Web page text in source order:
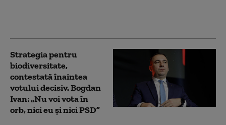
Strategia pentru
biodiversitate,
contestată înaintea
votului decisiv. Bogdan
Ivan: „Nu voi vota în
orb, nici eu și nici PSD”